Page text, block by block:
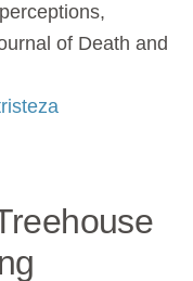
of Death and